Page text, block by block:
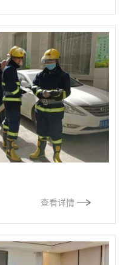
查看详情